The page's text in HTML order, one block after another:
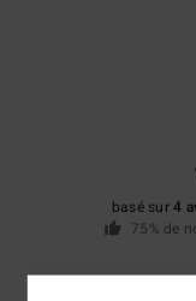
basé sur4
75% de